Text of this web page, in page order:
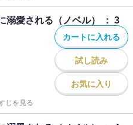
溺愛される（ノベル） ： 3
カートに入れる
試し読み
お気に入り
じを見る